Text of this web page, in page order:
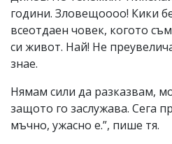
години. Зловещоооо! Кики
всеотдаен човек, когото
си живот. Най! Не
знае.
Нямам сили да разказвам,
защото го заслужава. Сега
мъчно, ужасно е.”, пише тя.